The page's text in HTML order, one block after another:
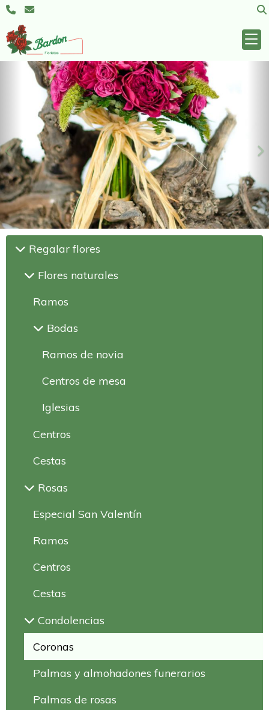
Anterior
Regalar flores
Flores naturales
Ramos
Bodas
Ramos de novia
Centros de mesa
Iglesias
Centros
Cestas
Rosas
Especial San Valentín
Ramos
Centros
Cestas
Condolencias
Coronas
Palmas y almohadones funerarios
Palmas de rosas